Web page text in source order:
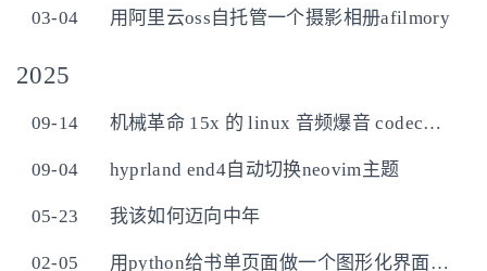
03-04 用阿里云oss自托管一个摄影相册afilmory
2025
09-14 机械革命 15x 的 linux 音频爆音 codec检测不到修复——model参数
09-04 hyprland end4自动切换neovim主题
05-23 我该如何迈向中年
02-05 用python给书单页面做一个图形化界面编辑工具